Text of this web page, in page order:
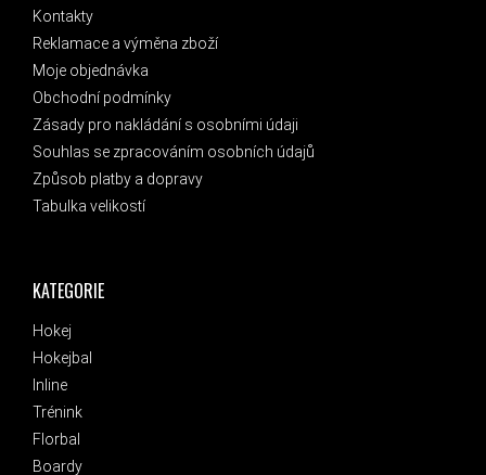
KATEGORIE
Hokej
Hokejbal
Inline
Trénink
Florbal
Boardy
Kontakty
Reklamace a výměna zboží
Moje objednávka
Obchodní podmínky
Zásady pro nakládání s osobními údaji
Souhlas se zpracováním osobních údajů
Způsob platby a dopravy
Tabulka velikostí